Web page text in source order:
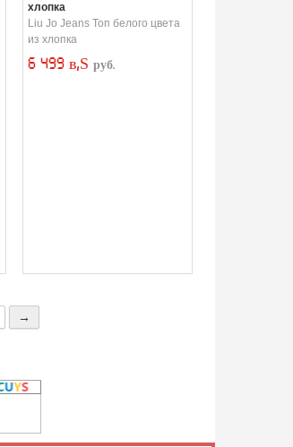
хлопка
Liu Jo Jeans Топ белого цвета
из хлопка
6 499 в‚Ѕ руб.
→